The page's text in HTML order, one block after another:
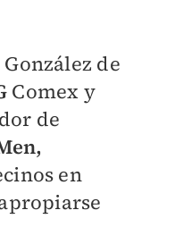
de
Comex y
de
en